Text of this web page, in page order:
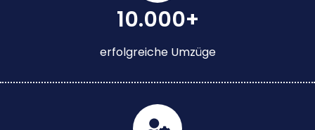
10.000+
erfolgreiche Umzüge